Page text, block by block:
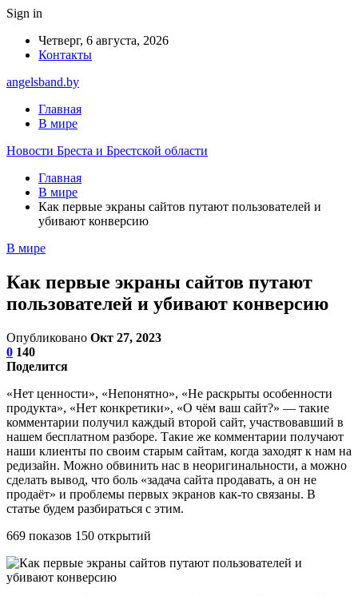
Sign in
Четверг, 6 августа, 2026
Контакты
angelsband.by
Главная
В мире
Новости Бреста и Брестской области
Главная
В мире
Как первые экраны сайтов путают пользователей и
убивают конверсию
В мире
Как первые экраны сайтов путают
пользователей и убивают конверсию
Опубликовано Окт 27, 2023
0 140
Поделится
«Нет ценности», «Непонятно», «Не раскрыты особенности
продукта», «Нет конкретики», «О чём ваш сайт?» — такие
комментарии получил каждый второй сайт, участвовавший в
нашем бесплатном разборе. Такие же комментарии получают
наши клиенты по своим старым сайтам, когда заходят к нам на
редизайн. Можно обвинить нас в неоригинальности, а можно
сделать вывод, что боль «задача сайта продавать, а он не
продаёт» и проблемы первых экранов как-то связаны. В
статье будем разбираться с этим.
669 показов 150 открытий